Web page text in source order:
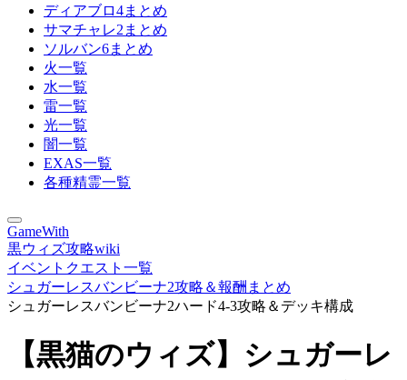
ディアブロ4まとめ
サマチャレ2まとめ
ソルバン6まとめ
火一覧
水一覧
雷一覧
光一覧
闇一覧
EXAS一覧
各種精霊一覧
GameWith
黒ウィズ攻略wiki
イベントクエスト一覧
シュガーレスバンビーナ2攻略＆報酬まとめ
シュガーレスバンビーナ2ハード4-3攻略＆デッキ構成
【黒猫のウィズ】シュガーレ